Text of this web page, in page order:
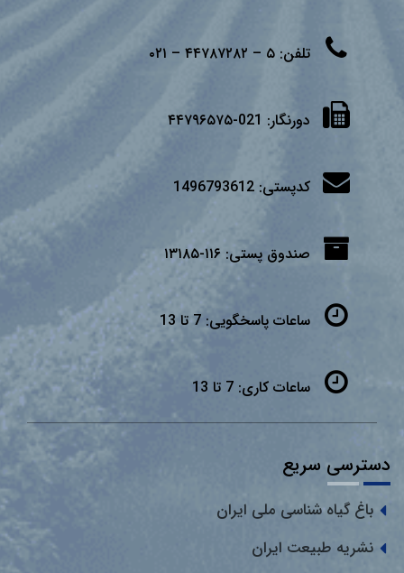
تلفن: ۵ – ۴۴۷۸۷۲۸۲ – ۰۲۱
دورنگار: 021-۴۴۷۹۶۵۷۵
کدپستی: 1496793612
صندوق پستی: ۱۱۶-۱۳۱۸۵
ساعات پاسخگویی: 7 تا 13
ساعات کاری: 7 تا 13
دسترسی سریع
باغ گیاه شناسی ملی ایران
نشریه طبیعت ایران